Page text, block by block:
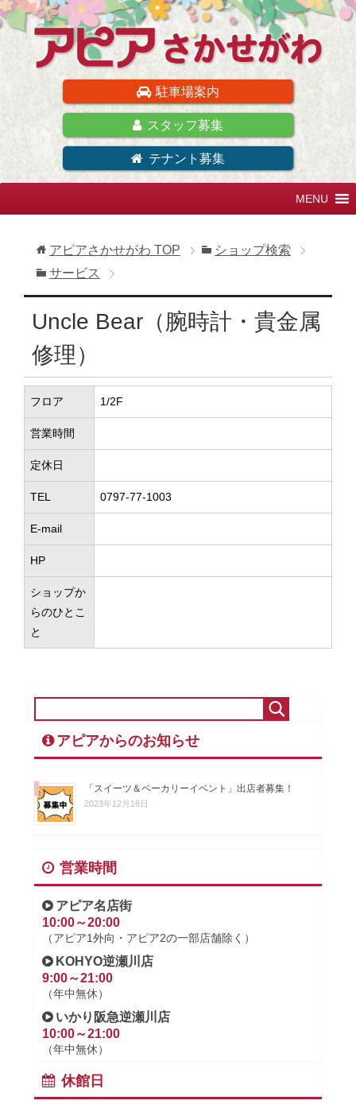
駐車場案内
スタッフ募集
テナント募集
アピアさかせがわ TOP
ショップ検索
サービス
Uncle Bear（腕時計・貴金属
修理）
フロア 1/2F
営業時間
定休日
TEL 0797-77-1003
E-mail
HP
ショップか
らのひとこ
と
アピアからのお知らせ
「スイーツ＆ベーカリーイベント」出店者募集！
2023年12月16日
営業時間
アピア名店街
10:00～20:00
（アピア1外向・アピア2の一部店舗除く）
KOHYO逆瀬川店
9:00～21:00
（年中無休）
いかり阪急逆瀬川店
10:00～21:00
（年中無休）
休館日